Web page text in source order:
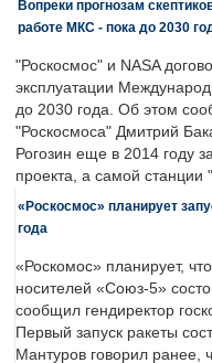
Вопреки прогнозам
работе МКС - пока до 2030
"Роскосмос" и NASA
эксплуатации
до 2030 года. Об этом
"Роскосмоса" Дмитрий
Рогозин еще в 2014 году
проекта, а самой
«Роскосмос» планирует
года
«Роскомос» планирует,
носителей «Союз-5»
сообщил гендиректор
Первый запуск ракеты
Мантуров говорил ранее,